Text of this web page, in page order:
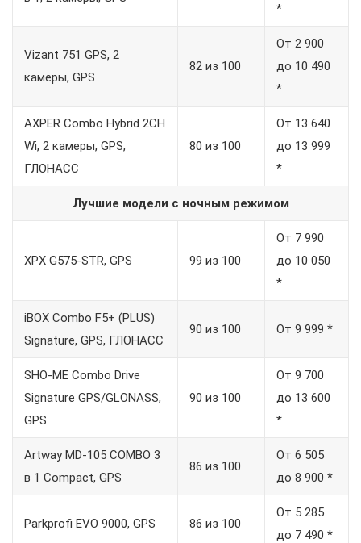
*
Vizant 751 GPS, 2
камеры, GPS
82 из 100
От 2 900
до 10 490
*
AXPER Combo Hybrid 2CH
Wi, 2 камеры, GPS,
ГЛОНАСС
80 из 100
От 13 640
до 13 999
*
Лучшие модели с ночным режимом
XPX G575-STR, GPS 99 из 100
От 7 990
до 10 050
*
iBOX Combo F5+ (PLUS)
Signature, GPS, ГЛОНАСС
90 из 100 От 9 999 *
SHO-ME Combo Drive
Signature GPS/GLONASS,
GPS
90 из 100
От 9 700
до 13 600
*
Artway MD-105 COMBO 3
в 1 Compact, GPS
86 из 100
От 6 505
до 8 900 *
Parkprofi EVO 9000, GPS 86 из 100
От 5 285
до 7 490 *